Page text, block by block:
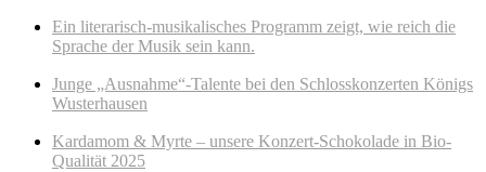
Ein literarisch-musikalisches Programm zeigt, wie reich die
Sprache der Musik sein kann.
Junge „Ausnahme“-Talente bei den Schlosskonzerten Königs
Wusterhausen
Kardamom & Myrte – unsere Konzert-Schokolade in Bio-
Qualität 2025